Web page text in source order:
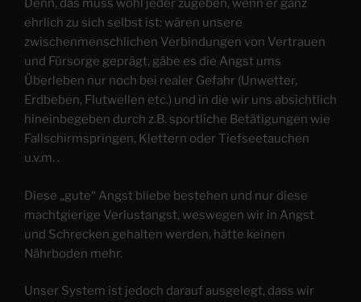
Denn, das muss wohl jeder zugeben, wenn er ganz
ehrlich zu sich selbst ist: wären unsere
zwischenmenschlichen Verbindungen von Vertrauen
und Fürsorge geprägt, gäbe es die Angst ums
Überleben nur noch bei realer Gefahr (Unwetter,
Erdbeben, Flutwellen etc.) und in die wir uns absichtlich
hineinbegeben durch z.B. sportliche Betätigungen wie
Fallschirmspringen, Klettern oder Tiefseetauchen
u.v.m. .
Diese „gute“ Angst bliebe bestehen und nur diese
machtgierige Verlustangst, weswegen wir in Angst
und Schrecken gehalten werden, hätte keinen
Nährboden mehr.
Unser System ist jedoch darauf ausgelegt, dass wir